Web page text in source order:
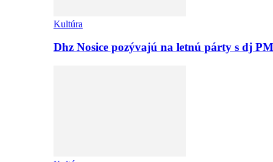
Kultúra
Dhz Nosice pozývajú na letnú párty s dj